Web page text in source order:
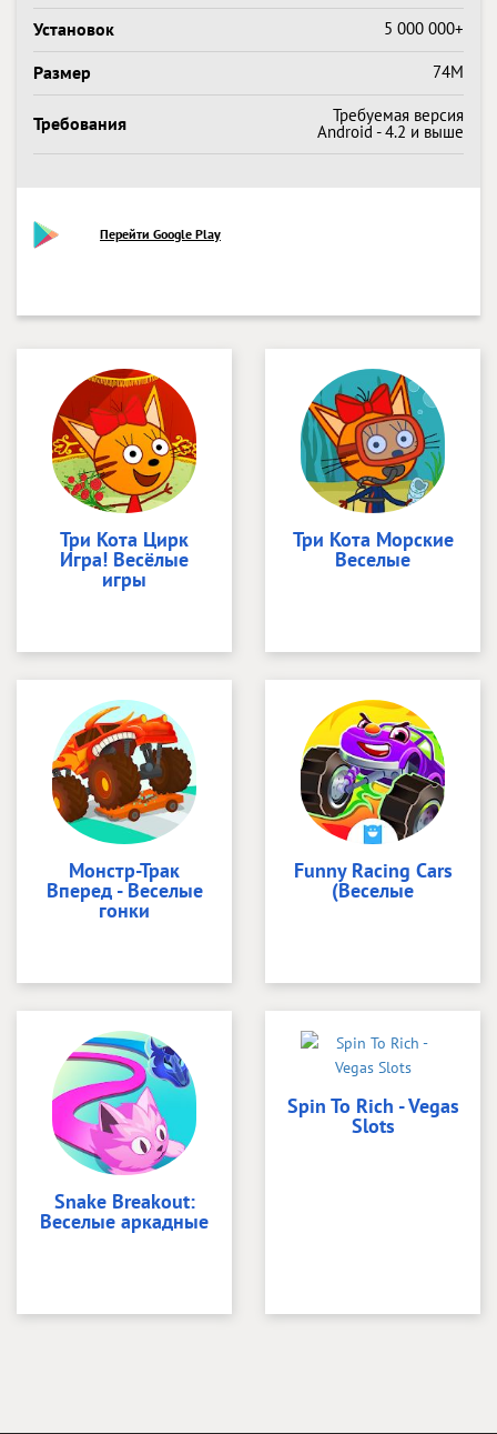
Установок 5 000 000+
Размер 74M
Требования Требуемая версия
Android - 4.2 и выше
Перейти Google Play
Три Кота Цирк
Игра! Весёлые
игры
Три Кота Морские
Веселые
Монстр-Трак
Вперед - Веселые
гонки
Funny Racing Cars
(Веселые
Snake Breakout:
Веселые аркадные
Spin To Rich - Vegas
Slots